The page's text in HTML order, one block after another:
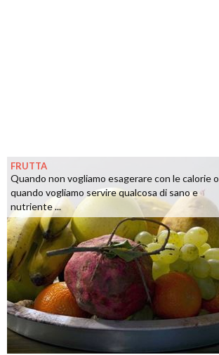
FRUTTA
Quando non vogliamo esagerare con le calorie o
quando vogliamo servire qualcosa di sano e
nutriente ...